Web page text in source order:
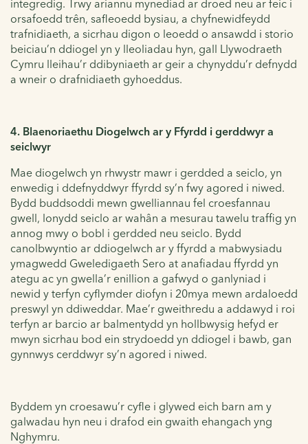
integredig. Trwy ariannu mynediad ar droed neu ar feic i
orsafoedd trên, safleoedd bysiau, a chyfnewidfeydd
trafnidiaeth, a sicrhau digon o leoedd o ansawdd i storio
beiciau’n ddiogel yn y lleoliadau hyn, gall Llywodraeth
Cymru lleihau’r ddibyniaeth ar geir a chynyddu’r defnydd
a wneir o drafnidiaeth gyhoeddus.
4. Blaenoriaethu Diogelwch ar y Ffyrdd i gerddwyr a
seiclwyr
Mae diogelwch yn rhwystr mawr i gerdded a seiclo, yn
enwedig i ddefnyddwyr ffyrdd sy’n fwy agored i niwed.
Bydd buddsoddi mewn gwelliannau fel croesfannau
gwell, lonydd seiclo ar wahân a mesurau tawelu traffig yn
annog mwy o bobl i gerdded neu seiclo. Bydd
canolbwyntio ar ddiogelwch ar y ffyrdd a mabwysiadu
ymagwedd Gweledigaeth Sero at anafiadau ffyrdd yn
ategu ac yn gwella’r enillion a gafwyd o ganlyniad i
newid y terfyn cyflymder diofyn i 20mya mewn ardaloedd
preswyl yn ddiweddar. Mae’r gweithredu a addawyd i roi
terfyn ar barcio ar balmentydd yn hollbwysig hefyd er
mwyn sicrhau bod ein strydoedd yn ddiogel i bawb, gan
gynnwys cerddwyr sy’n agored i niwed.
Byddem yn croesawu’r cyfle i glywed eich barn am y
galwadau hyn neu i drafod ein gwaith ehangach yng
Nghymru.